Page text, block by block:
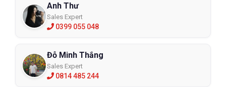
Anh Thư
Sales Expert
0399 055 048
Đỗ Minh Thắng
Sales Expert
0814 485 244